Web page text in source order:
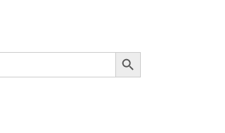
Botón de búsqueda